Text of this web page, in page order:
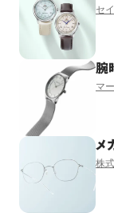
セ
腕
マ
メ
株